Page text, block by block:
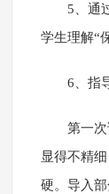
5、通
学生理解“
6、指
第一
显得不精
硬。导入